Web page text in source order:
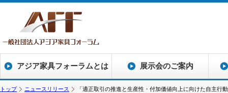
アジア家具フォーラムとは 展示会のご案内
トップ ニュースリリース 「適正取引の推進と生産性・付加価値向上に向けた自主行